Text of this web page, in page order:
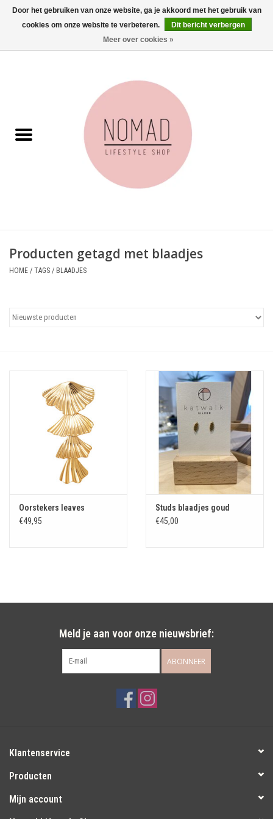
0 Artikelen - €0,00
Aan tafel
Producten getagd met blaadjes
HOME / TAGS / BLAADJES
Oorstekers leaves
€49,95
Studs blaadjes goud
€45,00
Meld je aan voor onze nieuwsbrief:
ABONNEER
Klantenservice
Producten
Mijn account
Door het gebruiken van onze website, ga je akkoord met het gebruik van
cookies om onze website te verbeteren.
Dit bericht verbergen
Meer over cookies »